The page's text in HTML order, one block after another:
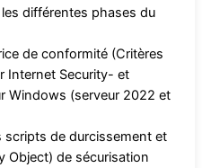
différentes phases du
de conformité (Critères
Internet Security- et
Windows (serveur 2022 et
scripts de durcissement et
Object) de sécurisation